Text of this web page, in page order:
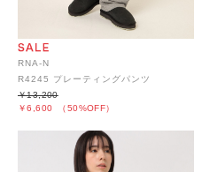
RNA-N
R4245 プレーティングパンツ
￥6,600 （50%OFF）
￥13,200